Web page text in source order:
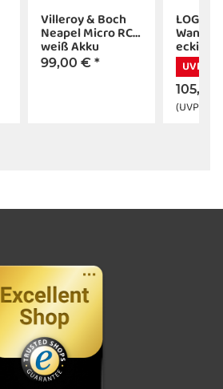
Villeroy & Boch
Neapel Micro RC
weiß Akku
Tischleuchte
99,00 € *
LOGS IN
eckig,
LED,
UVP -
105,32
(UVP: